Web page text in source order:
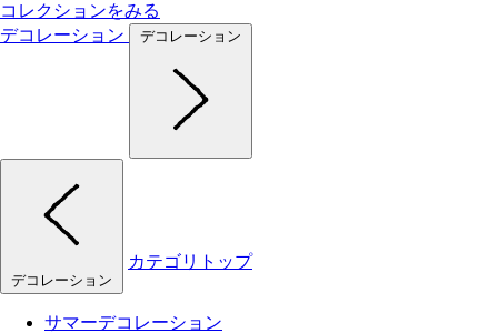
コレクションをみる
デコレーション
デコレーション
デコレーション
カテゴリトップ
サマーデコレーション